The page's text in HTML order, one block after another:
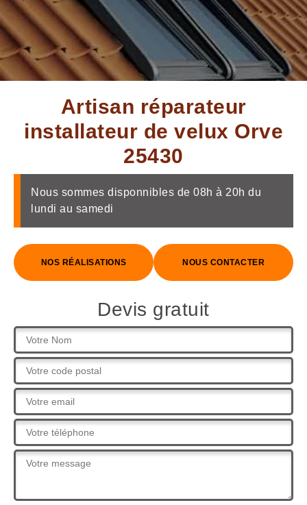
Artisan réparateur
installateur de velux Orve
25430
Nous sommes disponnibles de 08h à 20h du
lundi au samedi
NOS RÉALISATIONS NOUS CONTACTER
Devis gratuit